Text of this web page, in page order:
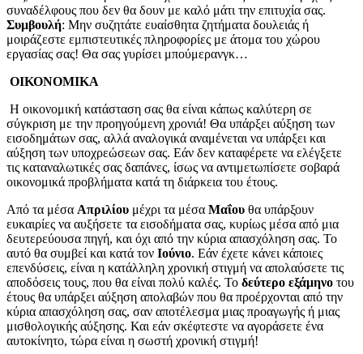
συναδέλφους που δεν θα δουν με καλό μάτι την επιτυχία σας.
Συμβουλή: Μην συζητάτε ευαίσθητα ζητήματα δουλειάς ή
μοιράζεστε εμπιστευτικές πληροφορίες με άτομα του χώρου
εργασίας σας! Θα σας γυρίσει μπούμερανγκ…
ΟΙΚΟΝΟΜΙΚΑ
Η οικονομική κατάσταση σας θα είναι κάπως καλύτερη σε
σύγκριση με την προηγούμενη χρονιά! Θα υπάρξει αύξηση των
εισοδημάτων σας, αλλά αναλογικά αναμένεται να υπάρξει και
αύξηση των υποχρεώσεων σας. Εάν δεν καταφέρετε να ελέγξετε
τις καταναλωτικές σας δαπάνες, ίσως να αντιμετωπίσετε σοβαρά
οικονομικά προβλήματα κατά τη διάρκεια του έτους.
Από τα μέσα Απριλίου μέχρι τα μέσα Μαΐου θα υπάρξουν
ευκαιρίες να αυξήσετε τα εισοδήματα σας, κυρίως μέσα από μια
δευτερεύουσα πηγή, και όχι από την κύρια απασχόληση σας. Το
αυτό θα συμβεί και κατά τον Ιούνιο. Εάν έχετε κάνει κάποιες
επενδύσεις, είναι η κατάλληλη χρονική στιγμή να απολαύσετε τις
αποδόσεις τους, που θα είναι πολύ καλές. Το δεύτερο εξάμηνο του
έτους θα υπάρξει αύξηση απολαβών που θα προέρχονται από την
κύρια απασχόληση σας, σαν αποτέλεσμα μιας προαγωγής ή μιας
μισθολογικής αύξησης. Και εάν σκέφτεστε να αγοράσετε ένα
αυτοκίνητο, τώρα είναι η σωστή χρονική στιγμή!